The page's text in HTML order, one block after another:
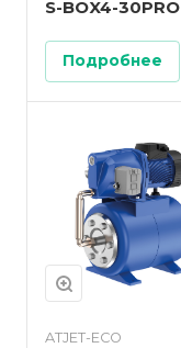
S-BOX4-30PRO
Подробнее
ATJET-ECO